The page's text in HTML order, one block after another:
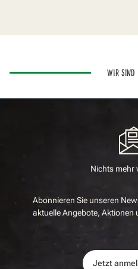
WIR SIND
Nichts mehr
Abonnieren Sie unseren
aktuelle Angebote, Aktionen
Jetzt